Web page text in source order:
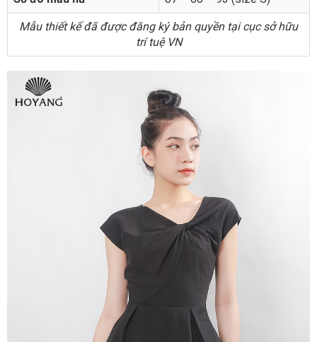
Mẫu thiết kế đã được đăng ký bản quyền tại cục sở hữu
trí tuệ VN